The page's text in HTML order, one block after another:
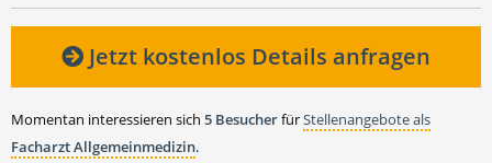
Jetzt kostenlos Details anfragen
Momentan interessieren sich 5 BesucherfürStellenangebote als
Facharzt Allgemeinmedizin.